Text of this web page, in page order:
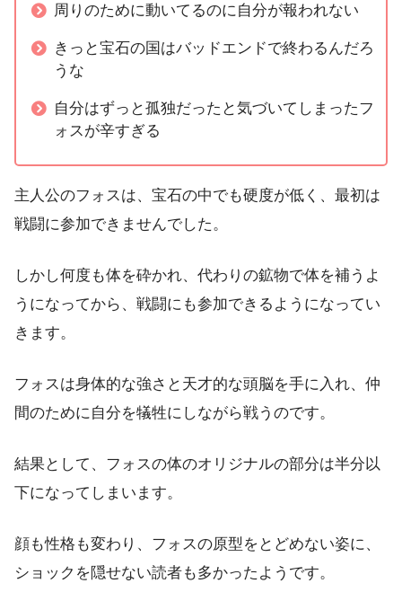
周りのために動いてるのに自分が報われない
きっと宝石の国はバッドエンドで終わるんだろ
うな
自分はずっと孤独だったと気づいてしまったフ
ォスが辛すぎる
主人公のフォスは、宝石の中でも硬度が低く、最初は
戦闘に参加できませんでした。
しかし何度も体を砕かれ、代わりの鉱物で体を補うよ
うになってから、戦闘にも参加できるようになってい
きます。
フォスは身体的な強さと天才的な頭脳を手に入れ、仲
間のために自分を犠牲にしながら戦うのです。
結果として、フォスの体のオリジナルの部分は半分以
下になってしまいます。
顔も性格も変わり、フォスの原型をとどめない姿に、
ショックを隠せない読者も多かったようです。